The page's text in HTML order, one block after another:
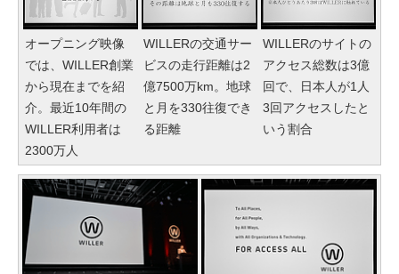
オープニング映像
では、WILLER創業
から現在までを紹
介。最近10年間の
WILLER利用者は
2300万人
WILLERの交通サー
ビスの走行距離は2
億7500万km。地球
と月を330往復でき
る距離
WILLERのサイトの
アクセス総数は3億
回で、日本人が1人
3回アクセスしたと
いう割合